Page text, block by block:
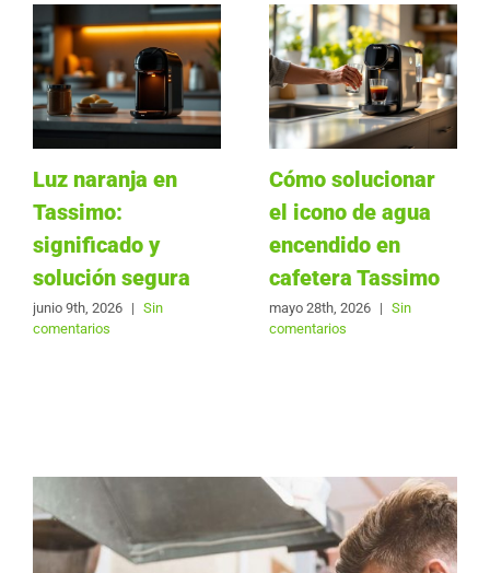
Luz naranja en
Tassimo:
significado y
solución segura
junio 9th, 2026 | Sin
comentarios
Cómo solucionar
el icono de agua
encendido en
cafetera Tassimo
mayo 28th, 2026 | Sin
comentarios